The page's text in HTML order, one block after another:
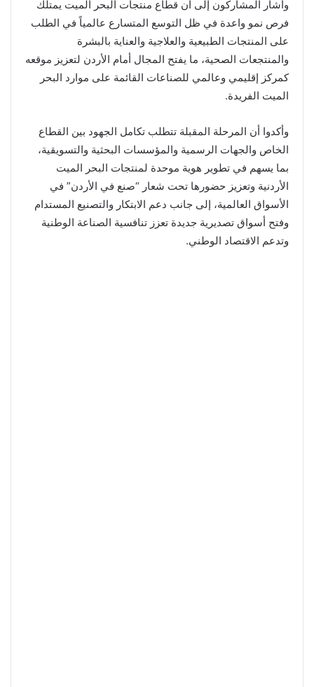
وأشار المشاركون إلى أن قطاع منتجات البحر الميت يمتلك
فرص نمو واعدة في ظل التوسع المتسارع عالمياً في الطلب
على المنتجات الطبيعية والعلاجية والعناية بالبشرة
والمنتجعات الصحية، ما يفتح المجال أمام الأردن لتعزيز موقعه
كمركز إقليمي وعالمي للصناعات القائمة على موارد البحر
الميت الفريدة.
وأكدوا أن المرحلة المقبلة تتطلب تكامل الجهود بين القطاع
الخاص والجهات الرسمية والمؤسسات البحثية والتسويقية،
بما يسهم في تطوير هوية موحدة لمنتجات البحر الميت
الأردنية وتعزيز حضورها تحت شعار “صنع في الأردن” في
الأسواق العالمية، إلى جانب دعم الابتكار والتصنيع المستدام
وفتح أسواق تصديرية جديدة تعزز تنافسية الصناعة الوطنية
وتدعم الاقتصاد الوطني.